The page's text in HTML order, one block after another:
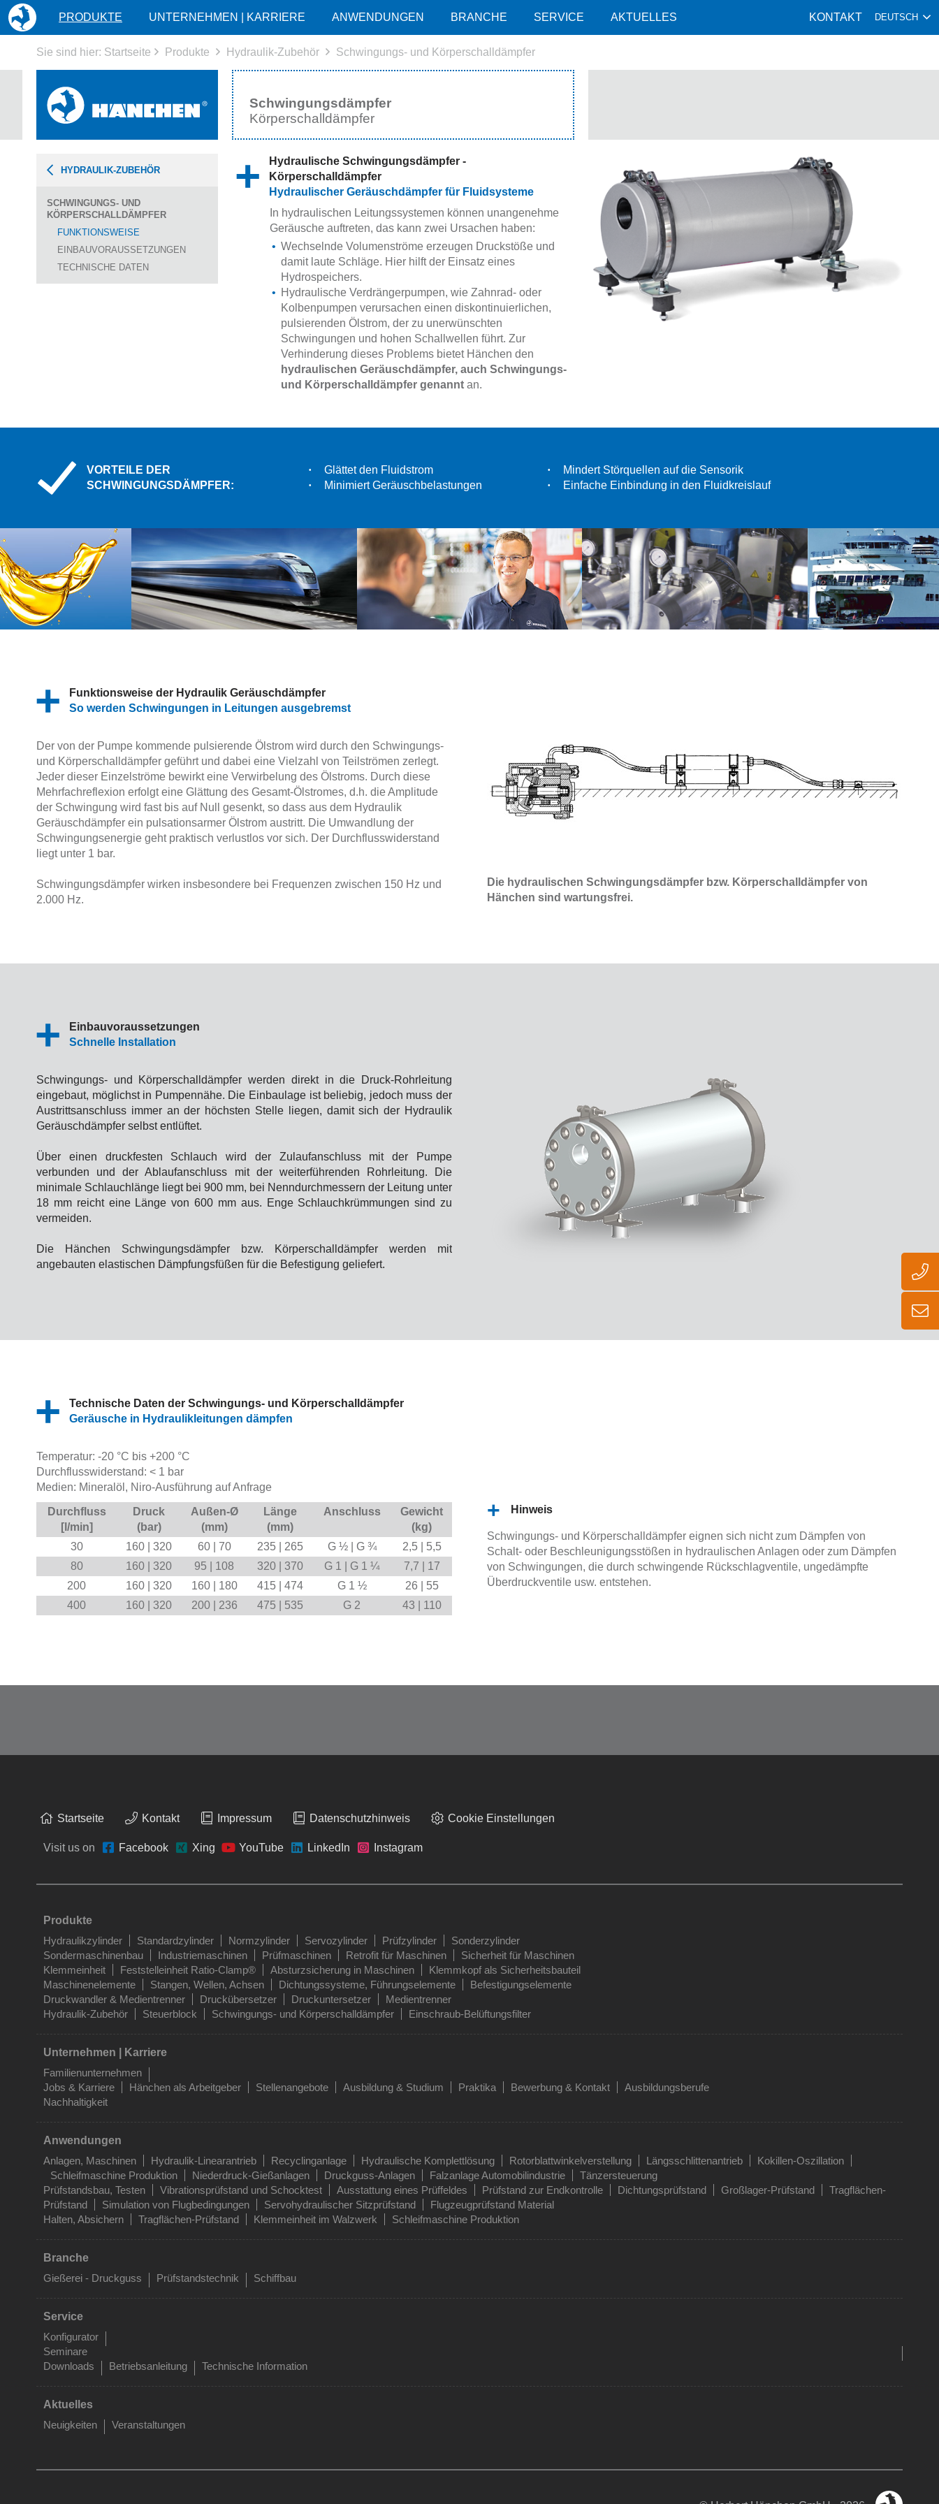
Sie sind hier: Startseite Produkte Hydraulik-Zubehör Schwingungs- und Körperschalldämpfer
Schwingungsdämpfer
Körperschalldämpfer
HYDRAULIK-ZUBEHÖR
SCHWINGUNGS- UND
KÖRPERSCHALLDÄMPFER
FUNKTIONSWEISE
EINBAUVORAUSSETZUNGEN
TECHNISCHE DATEN
Hydraulische Schwingungsdämpfer -
Körperschalldämpfer
Hydraulischer Geräuschdämpfer für Fluidsysteme
In hydraulischen Leitungssystemen können unangenehme
Geräusche auftreten, das kann zwei Ursachen haben:
Wechselnde Volumenströme erzeugen Druckstöße und
damit laute Schläge. Hier hilft der Einsatz eines
Hydrospeichers.
Hydraulische Verdrängerpumpen, wie Zahnrad- oder
Kolbenpumpen verursachen einen diskontinuierlichen,
pulsierenden Ölstrom, der zu unerwünschten
Schwingungen und hohen Schallwellen führt. Zur
Verhinderung dieses Problems bietet Hänchen den
hydraulischen Geräuschdämpfer, auch Schwingungs-
und Körperschalldämpfer genannt an.
VORTEILE DER
SCHWINGUNGSDÄMPFER:
Glättet den Fluidstrom
Mindert Störquellen auf die Sensorik
Minimiert Geräuschbelastungen
Einfache Einbindung in den Fluidkreislauf
Funktionsweise der Hydraulik Geräuschdämpfer
So werden Schwingungen in Leitungen ausgebremst
Der von der Pumpe kommende pulsierende Ölstrom wird durch den Schwingungs-
und Körperschalldämpfer geführt und dabei eine Vielzahl von Teilströmen zerlegt.
Jeder dieser Einzelströme bewirkt eine Verwirbelung des Ölstroms. Durch diese
Mehrfachreflexion erfolgt eine Glättung des Gesamt-Ölstromes, d.h. die Amplitude
der Schwingung wird fast bis auf Null gesenkt, so dass aus dem Hydraulik
Geräuschdämpfer ein pulsationsarmer Ölstrom austritt. Die Umwandlung der
Schwingungsenergie geht praktisch verlustlos vor sich. Der Durchflusswiderstand
liegt unter 1 bar.
Schwingungsdämpfer wirken insbesondere bei Frequenzen zwischen 150 Hz und
2.000 Hz.
Die hydraulischen Schwingungsdämpfer bzw. Körperschalldämpfer von
Hänchen sind wartungsfrei.
Einbauvoraussetzungen
Schnelle Installation
Schwingungs- und Körperschalldämpfer werden direkt in die Druck-Rohrleitung
eingebaut, möglichst in Pumpennähe. Die Einbaulage ist beliebig, jedoch muss der
Austrittsanschluss immer an der höchsten Stelle liegen, damit sich der Hydraulik
Geräuschdämpfer selbst entlüftet.
Über einen druckfesten Schlauch wird der Zulaufanschluss mit der Pumpe
verbunden und der Ablaufanschluss mit der weiterführenden Rohrleitung. Die
minimale Schlauchlänge liegt bei 900 mm, bei Nenndurchmessern der Leitung unter
18 mm reicht eine Länge von 600 mm aus. Enge Schlauchkrümmungen sind zu
vermeiden.
Die Hänchen Schwingungsdämpfer bzw. Körperschalldämpfer werden mit
angebauten elastischen Dämpfungsfüßen für die Befestigung geliefert.
Technische Daten der Schwingungs- und Körperschalldämpfer
Geräusche in Hydraulikleitungen dämpfen
Temperatur: -20 °C bis +200 °C
Durchflusswiderstand: < 1 bar
Medien: Mineralöl, Niro-Ausführung auf Anfrage
Durchfluss
[l/min]
Druck
(bar)
Außen-Ø
(mm)
Länge
(mm)
Anschluss
Gewicht
(kg)
30
160 | 320 60 | 70 235 | 265 G ½ | G ¾
2,5 | 5,5
80
160 | 320 95 | 108 320 | 370 G 1 | G 1 ¼
7,7 | 17
200
160 | 320 160 | 180 415 | 474 G 1 ½
26 | 55
400
160 | 320 200 | 236 475 | 535 G 2 43 | 110
Hinweis
Schwingungs- und Körperschalldämpfer eignen sich nicht zum Dämpfen von
Schalt- oder Beschleunigungsstößen in hydraulischen Anlagen oder zum Dämpfen
von Schwingungen, die durch schwingende Rückschlagventile, ungedämpfte
Überdruckventile usw. entstehen.
HOME PRODUKTE UNTERNEHMEN | KARRIERE ANWENDUNGEN BRANCHE SERVICE AKTUELLES DEUTSCH
KONTAKT
Startseite Kontakt Impressum Datenschutzhinweis Cookie Einstellungen
Visit us on Facebook Xing YouTube LinkedIn Instagram
Produkte
Hydraulikzylinder
Standardzylinder Normzylinder Servozylinder Prüfzylinder
Sonderzylinder
Sondermaschinenbau
Industriemaschinen Prüfmaschinen Retrofit für Maschinen
Sicherheit für Maschinen
Klemmeinheit
Feststelleinheit Ratio-Clamp® Absturzsicherung in Maschinen
Klemmkopf als Sicherheitsbauteil
Maschinenelemente
Stangen, Wellen, Achsen Dichtungssysteme, Führungselemente
Befestigungselemente
Druckwandler & Medientrenner
Druckübersetzer Druckuntersetzer
Medientrenner
Hydraulik-Zubehör
Steuerblock Schwingungs- und Körperschalldämpfer Einschraub-Belüftungsfilter
Unternehmen | Karriere
Familienunternehmen
Jobs & Karriere
Hänchen als Arbeitgeber Stellenangebote Ausbildung & Studium Praktika Bewerbung & Kontakt
Ausbildungsberufe
Nachhaltigkeit
Anwendungen
Anlagen, Maschinen
Hydraulik-Linearantrieb Recyclinganlage Hydraulische Komplettlösung Rotorblattwinkelverstellung Längsschlittenantrieb
Kokillen-Oszillation
Schleifmaschine Produktion
Niederdruck-Gießanlagen Druckguss-Anlagen Falzanlage Automobilindustrie
Tänzersteuerung
Prüfstandsbau, Testen
Vibrationsprüfstand und Schocktest Ausstattung eines Prüffeldes Prüfstand zur Endkontrolle Dichtungsprüfstand Großlager-Prüfstand
Tragflächen-
Prüfstand
Simulation von Flugbedingungen Servohydraulischer Sitzprüfstand
Flugzeugprüfstand Material
Halten, Absichern
Tragflächen-Prüfstand Klemmeinheit im Walzwerk Schleifmaschine Produktion
Branche
Gießerei - Druckguss
Prüfstandstechnik Schiffbau
Service
Konfigurator
Seminare
Downloads
Betriebsanleitung Technische Information
Aktuelles
Neuigkeiten
Veranstaltungen